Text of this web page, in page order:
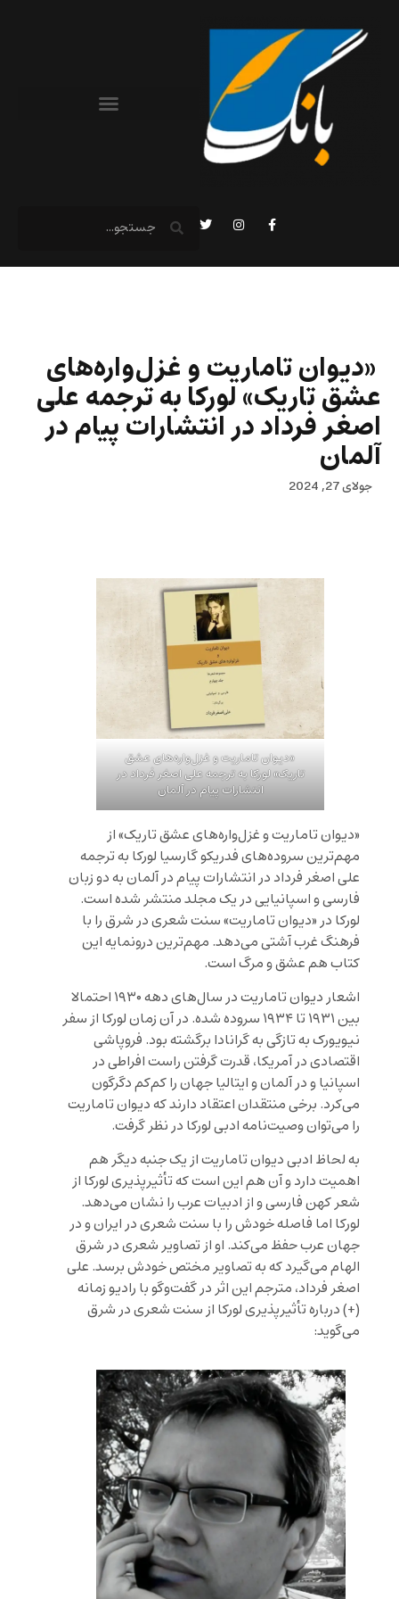
«دیوان تاماریت و غزل‌واره‌های
عشق تاریک» لورکا به ترجمه علی
اصغر فرداد در انتشارات پیام در
آلمان
جولای 27, 2024
«دیوان تاماریت و غزل‌واره‌های عشق
تاریک» لورکا به ترجمه علی اصغر فرداد در
انتشارات پیام در آلمان
«دیوان تاماریت و غزل‌واره‌های عشق تاریک» از
مهم‌ترین سروده‌های فدریکو گارسیا لورکا به ترجمه
علی اصغر فرداد در انتشارات پیام در آلمان به دو زبان
فارسی و اسپانیایی در یک مجلد منتشر شده است.
لورکا در «دیوان تاماریت» سنت شعری در شرق را با
فرهنگ غرب آشتی می‌دهد. مهم‌ترین درونمایه این
کتاب هم عشق و مرگ است.
اشعار دیوان تاماریت در سال‌های دهه ۱۹۳۰ احتمالا
بین ۱۹۳۱ تا ۱۹۳۴ سروده شده. در آن زمان لورکا از سفر
نیویورک به تازگی به گرانادا برگشته بود. فروپاشی
اقتصادی در آمریکا، قدرت گرفتن راست افراطی در
اسپانیا و در آلمان و ایتالیا جهان را کم‌کم دگرگون
می‌کرد. برخی منتقدان اعتقاد دارند که دیوان تاماریت
را می‌توان وصیت‌نامه ادبی لورکا در نظر گرفت.
به لحاظ ادبی دیوان تاماریت از یک جنبه دیگر هم
اهمیت دارد و آن هم این است که تأثیرپذیری لورکا از
شعر کهن فارسی و از ادبیات عرب را نشان می‌دهد.
لورکا اما فاصله خودش را با سنت شعری در ایران و در
جهان عرب حفظ می‌کند. او از تصاویر شعری در شرق
الهام می‌گیرد که به تصاویر مختص خودش برسد. علی
اصغر فرداد، مترجم این اثر در گفت‌وگو با رادیو زمانه
(+)درباره تأثیرپذیری لورکا از سنت شعری در شرق
می‌گوید: